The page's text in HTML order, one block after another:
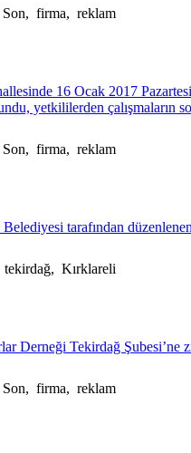
firma, reklam
16 Ocak 2017
yetkililerden çalışmaların
firma, reklam
tarafından
Kırklareli
Derneği Tekirdağ Şubesi’ne
firma, reklam